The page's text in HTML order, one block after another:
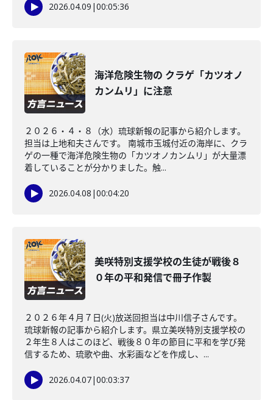
2026.04.09 |00:05:36
海洋危険生物の クラゲ「カツオノ
カンムリ」に注意
２０２６・４・８（水）琉球新報の記事から紹介します。
担当は上地和夫さんです。 南城市玉城付近の海岸に、クラ
ゲの一種で海洋危険生物の「カツオノカンムリ」が大量漂
着していることが分かりました。触...
2026.04.08 |00:04:20
美咲特別支援学校の生徒が戦後８
０年の平和発信で冊子作製
２０２６年４月７日(火)放送回担当は中川信子さんです。
琉球新報の記事から紹介します。県立美咲特別支援学校の
２年生８人はこのほど、戦後８０年の節目に平和を学び発
信するため、琉歌や曲、水彩画などを作成し、...
2026.04.07|00:03:37